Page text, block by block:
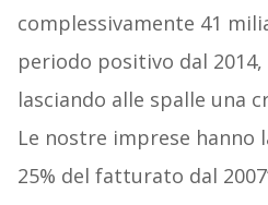
complessivamente 41
periodo positivo dal
lasciando alle spalle una
Le nostre imprese hanno
25% del fatturato dal